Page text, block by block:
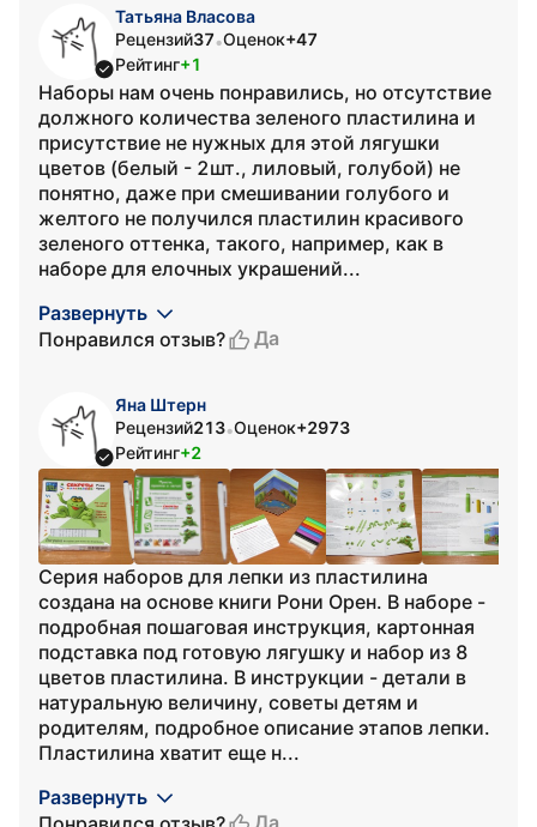
Татьяна Власова
Рецензий37•Оценок+47
Рейтинг+1
Наборы нам очень понравились, но отсутствие
должного количества зеленого пластилина и
присутствие не нужных для этой лягушки
цветов (белый - 2шт., лиловый, голубой) не
понятно, даже при смешивании голубого и
желтого не получился пластилин красивого
зеленого оттенка, такого, например, как в
наборе для елочных украшений...
Развернуть
Понравился отзыв?
Да
Яна Штерн
Рецензий213•Оценок+2973
Рейтинг+2
Серия наборов для лепки из пластилина
создана на основе книги Рони Орен. В наборе -
подробная пошаговая инструкция, картонная
подставка под готовую лягушку и набор из 8
цветов пластилина. В инструкции - детали в
натуральную величину, советы детям и
родителям, подробное описание этапов лепки.
Пластилина хватит еще н...
Развернуть
Да